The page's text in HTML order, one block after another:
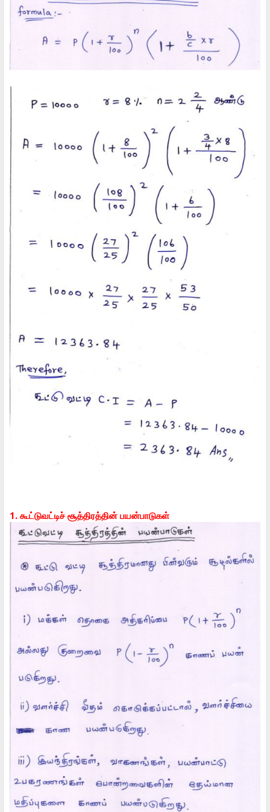
1. கூட்டுவட்டிச் சூத்திரத்தின் பயன்பாடுகள்